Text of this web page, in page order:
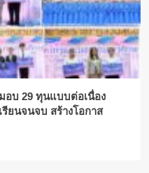
อบ 29 ทุนแบบต่อเนื่อง
ยนจนจบ สร้างโอกาส